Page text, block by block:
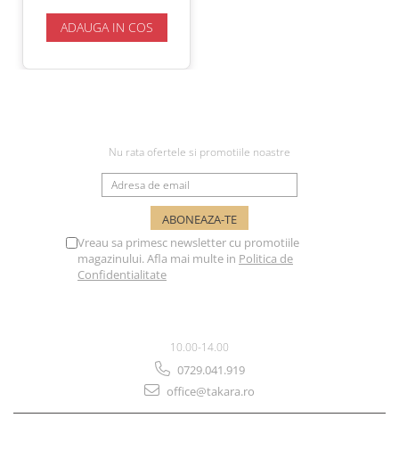
ADAUGA IN COS
Nu rata ofertele si promotiile noastre
Vreau sa primesc newsletter cu promotiile
magazinului. Afla mai multe in Politica de
Confidentialitate
10.00-14.00
0729.041.919
office@takara.ro